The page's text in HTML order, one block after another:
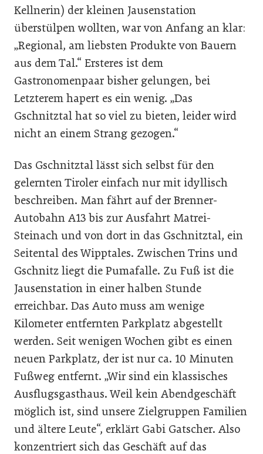
Kellnerin) der kleinen Jausenstation
überstülpen wollten, war von Anfang an klar:
„Regional, am liebsten Produkte von Bauern
aus dem Tal.“ Ersteres ist dem
Gastronomenpaar bisher gelungen, bei
Letzterem hapert es ein wenig. „Das
Gschnitztal hat so viel zu bieten, leider wird
nicht an einem Strang gezogen.“
Das Gschnitztal lässt sich selbst für den
gelernten Tiroler einfach nur mit idyllisch
beschreiben. Man fährt auf der Brenner-
Autobahn A13 bis zur Ausfahrt Matrei-
Steinach und von dort in das Gschnitztal, ein
Seitental des Wipptales. Zwischen Trins und
Gschnitz liegt die Pumafalle. Zu Fuß ist die
Jausenstation in einer halben Stunde
erreichbar. Das Auto muss am wenige
Kilometer entfernten Parkplatz abgestellt
werden. Seit wenigen Wochen gibt es einen
neuen Parkplatz, der ist nur ca. 10 Minuten
Fußweg entfernt. „Wir sind ein klassisches
Ausflugsgasthaus. Weil kein Abendgeschäft
möglich ist, sind unsere Zielgruppen Familien
und ältere Leute“, erklärt Gabi Gatscher. Also
konzentriert sich das Geschäft auf das